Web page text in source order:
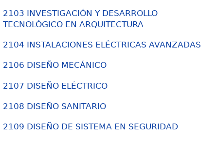
2103 INVESTIGACIÓN Y DESARROLLO
TECNOLÓGICO EN ARQUITECTURA
2104 INSTALACIONES ELÉCTRICAS AVANZADAS
2106 DISEÑO MECÁNICO
2107 DISEÑO ELÉCTRICO
2108 DISEÑO SANITARIO
2109 DISEÑO DE SISTEMA EN SEGURIDAD